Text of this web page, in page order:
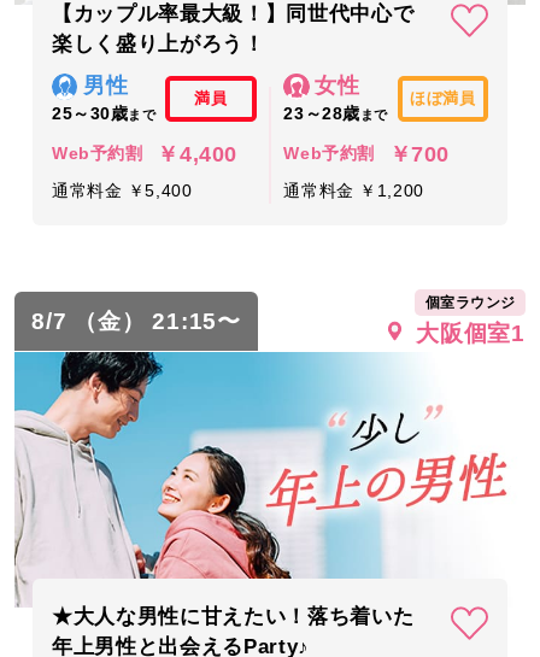
【カップル率最大級！】同世代中心で
楽しく盛り上がろう！
男性
25～30歳まで
満員
Web予約割 ￥4,400
通常料金 ￥5,400
女性
23～28歳 まで
ほぼ満員
Web予約割 ￥700
通常料金 ￥1,200
8/7 （金） 21:15〜
個室ラウンジ
大阪個室1
★大人な男性に甘えたい！落ち着いた
年上男性と出会えるParty♪